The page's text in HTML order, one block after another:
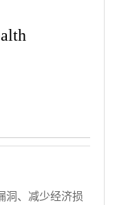
洞、减少经济损